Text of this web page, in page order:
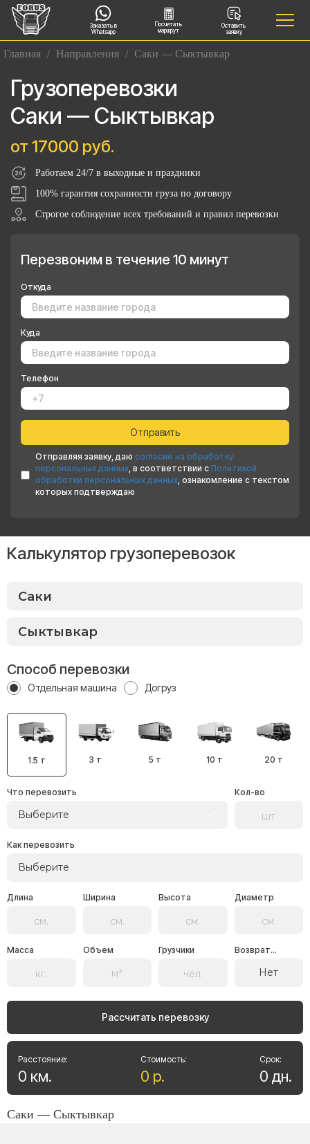
Заказать в
Whatsapp
Посчитать
маршрут
Оставить
заявку
Главная / Направления / Саки — Сыктывкар
Грузоперевозки
Саки — Сыктывкар
от 17000 руб.
Работаем 24/7 в выходные и праздники
100% гарантия сохранности груза по договору
Строгое соблюдение всех требований и правил перевозки
Перезвоним в течение 10 минут
Откуда
Куда
Телефон
Отправляя заявку, даю согласие на обработку
персональных данных, в соответствии с Политикой
обработки персональных данных, ознакомление с текстом
которых подтверждаю
Калькулятор грузоперевозок
Способ перевозки
Отдельная машина Догруз
1.5 т 3 т 5 т 10 т 20 т
Что перевозить
Выберите
Кол-во
Как перевозить
Выберите
Длина Ширина Высота Диаметр
Масса Объем Грузчики Возврат...
Нет
Рассчитать перевозку
Стоимость:
0 р.
Расстояние:
0 км.
Срок:
0 дн.
Саки — Сыктывкар